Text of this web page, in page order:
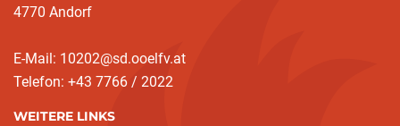
4770 Andorf
E-Mail: 10202@sd.ooelfv.at
Telefon: +43 7766 / 2022
WEITERE LINKS